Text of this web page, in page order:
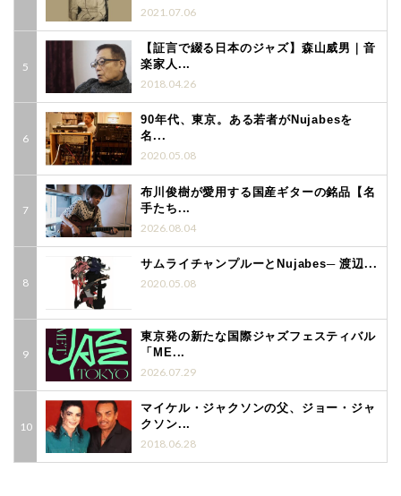
2021.07.06
【証言で綴る日本のジャズ】森山威男｜音
楽家人...
2018.04.26
90年代、東京。ある若者がNujabesを
名...
2020.05.08
布川俊樹が愛用する国産ギターの銘品【名
手たち...
2026.08.04
サムライチャンプルーとNujabes─ 渡辺...
2020.05.08
東京発の新たな国際ジャズフェスティバル
「ME...
2026.07.29
マイケル・ジャクソンの父、ジョー・ジャ
クソン...
2018.06.28